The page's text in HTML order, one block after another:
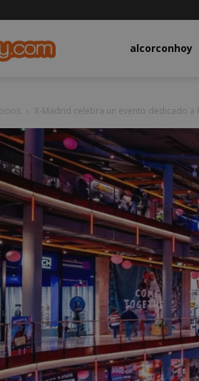
alcorconhoy.comalcorconhoy
X-Madrid celebra un evento dedicado a